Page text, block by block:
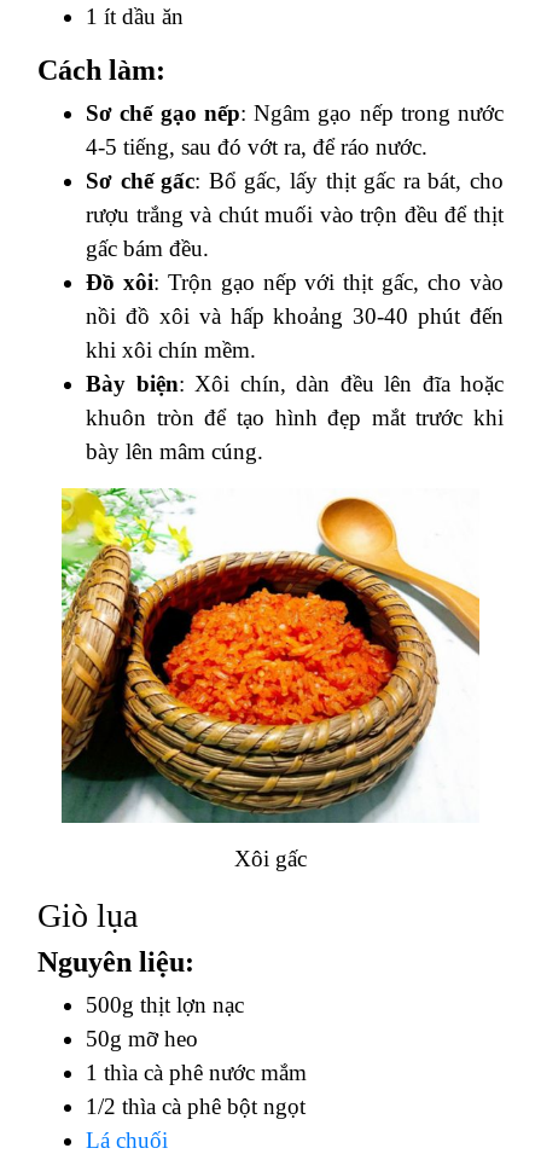
1 ít dầu ăn
Cách làm:
Sơ chế gạo nếp: Ngâm gạo nếp trong nước
4-5 tiếng, sau đó vớt ra, để ráo nước.
Sơ chế gấc: Bổ gấc, lấy thịt gấc ra bát, cho
rượu trắng và chút muối vào trộn đều để thịt
gấc bám đều.
Đồ xôi: Trộn gạo nếp với thịt gấc, cho vào
nồi đồ xôi và hấp khoảng 30-40 phút đến
khi xôi chín mềm.
Bày biện: Xôi chín, dàn đều lên đĩa hoặc
khuôn tròn để tạo hình đẹp mắt trước khi
bày lên mâm cúng.
Xôi gấc
Giò lụa
Nguyên liệu:
500g thịt lợn nạc
50g mỡ heo
1 thìa cà phê nước mắm
1/2 thìa cà phê bột ngọt
Lá chuối